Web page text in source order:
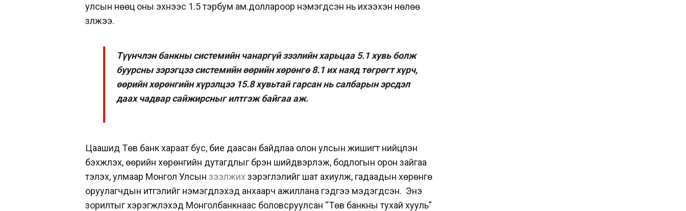
улсын нөөц оны эхнээс 1.5 тэрбум ам.доллароор нэмэгдсэн нь ихээхэн нөлөө
үзүүлжээ.
Түүнчлэн банкны системийн чанаргүй зээлийн харьцаа 5.1 хувь болж
буурсны зэрэгцээ системийн өөрийн хөрөнгө 8.1 их наяд төгрөгт хүрч,
өөрийн хөрөнгийн хүрэлцээ 15.8 хувьтай гарсан нь салбарын эрсдэл
даах чадвар сайжирсныг илтгэж байгаа аж.
Цаашид Төв банк хараат бус, бие даасан байдлаа олон улсын жишигт нийцүүлэн
бэхжүүлэх, өөрийн хөрөнгийн дутагдлыг бүрэн шийдвэрлэж, бодлогын орон зайгаа
тэлэх, улмаар Монгол Улсын зээлжих зэрэглэлийг шат ахиулж, гадаадын хөрөнгө
оруулагчдын итгэлийг нэмэгдүүлэхэд анхаарч ажиллана гэдгээ мэдэгдсэн. Энэ
зорилтыг хэрэгжүүлэхэд Монголбанкнаас боловсруулсан “Төв банкны тухай хууль”